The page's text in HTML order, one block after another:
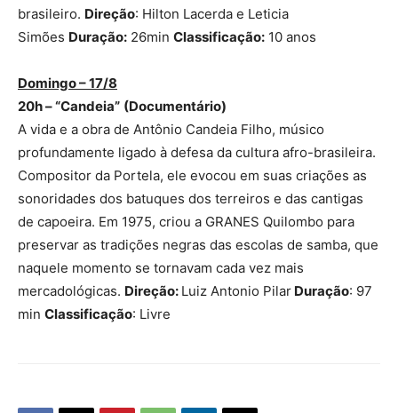
brasileiro. Direção: Hilton Lacerda e Leticia
Simões Duração: 26min Classificação: 10 anos
Domingo – 17/8
20h –“Candeia” (Documentário)
A vida e a obra de Antônio Candeia Filho, músico
profundamente ligado à defesa da cultura afro-brasileira.
Compositor da Portela, ele evocou em suas criações as
sonoridades dos batuques dos terreiros e das cantigas
de capoeira. Em 1975, criou a GRANES Quilombo para
preservar as tradições negras das escolas de samba, que
naquele momento se tornavam cada vez mais
mercadológicas. Direção: Luiz Antonio Pilar Duração: 97
min Classificação: Livre